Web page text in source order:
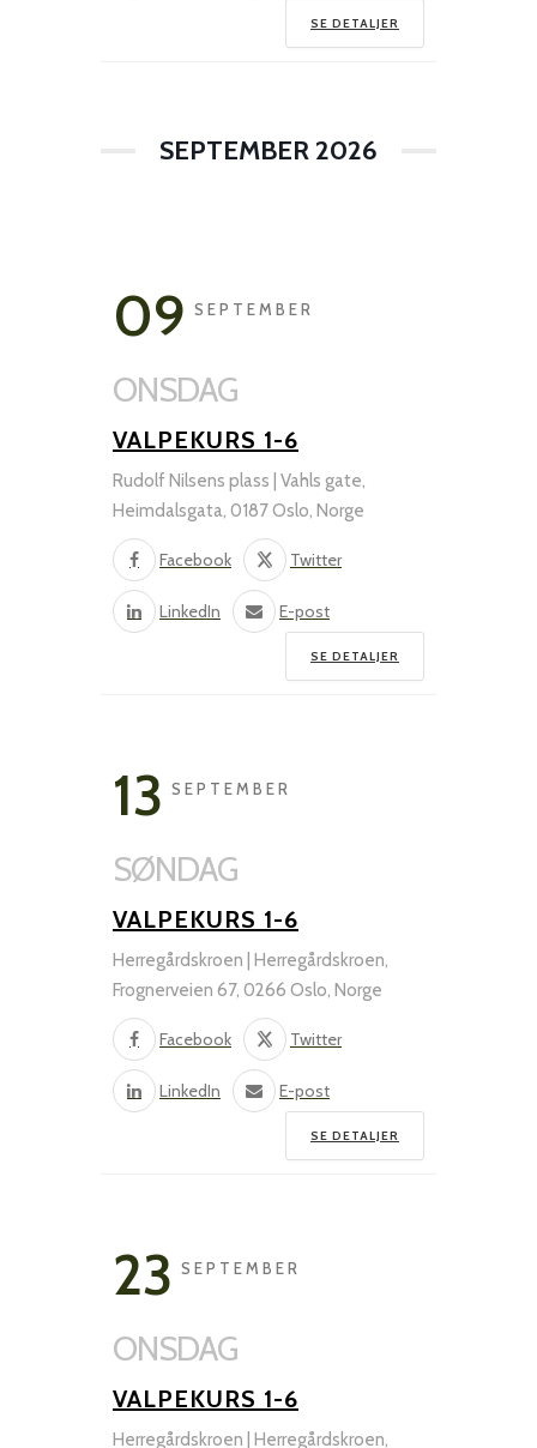
SE DETALJER
SEPTEMBER 2026
09 SEPTEMBER
ONSDAG
VALPEKURS 1-6
Rudolf Nilsens plass | Vahls gate,
Heimdalsgata, 0187 Oslo, Norge
Facebook Twitter
LinkedIn E-post
SE DETALJER
13 SEPTEMBER
SØNDAG
VALPEKURS 1-6
Herregårdskroen | Herregårdskroen,
Frognerveien 67, 0266 Oslo, Norge
Facebook Twitter
LinkedIn E-post
SE DETALJER
23 SEPTEMBER
ONSDAG
VALPEKURS 1-6
Herregårdskroen | Herregårdskroen,